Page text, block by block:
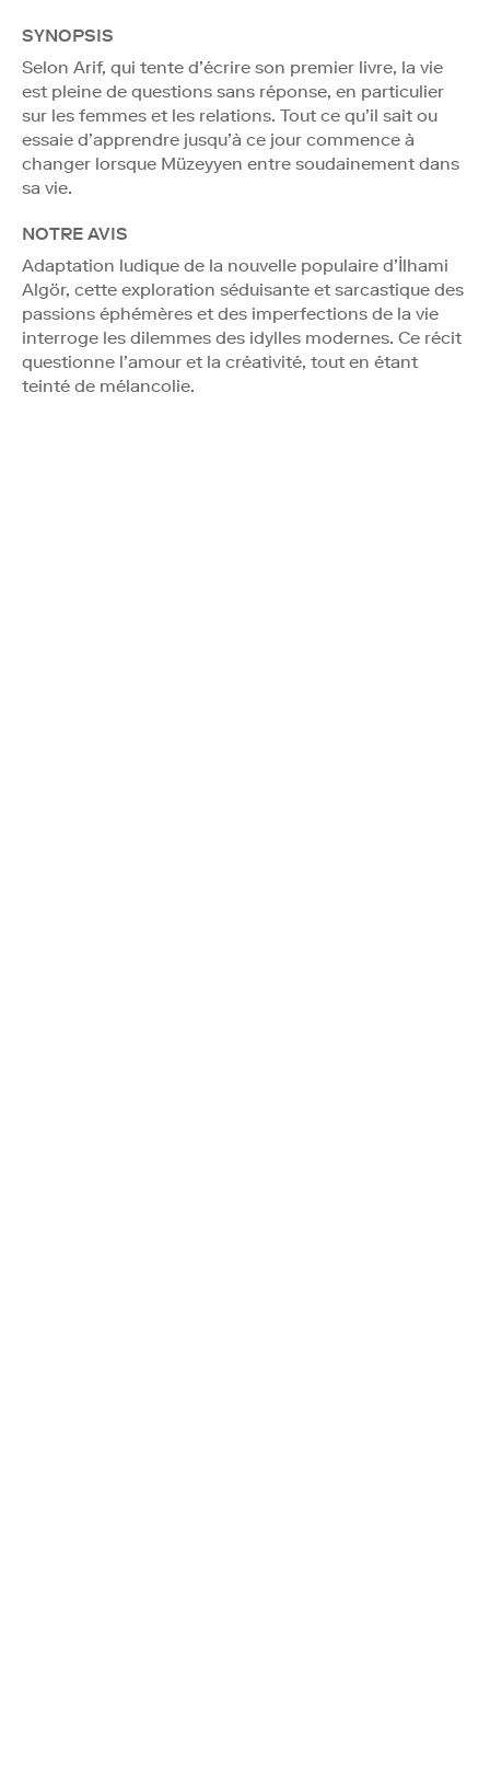
SYNOPSIS
Selon Arif, qui tente d’écrire son premier livre, la vie
est pleine de questions sans réponse, en particulier
sur les femmes et les relations. Tout ce qu’il sait ou
essaie d’apprendre jusqu’à ce jour commence à
changer lorsque Müzeyyen entre soudainement dans
sa vie.
NOTRE AVIS
Adaptation ludique de la nouvelle populaire d’İlhami
Algör, cette exploration séduisante et sarcastique des
passions éphémères et des imperfections de la vie
interroge les dilemmes des idylles modernes. Ce récit
questionne l’amour et la créativité, tout en étant
teinté de mélancolie.